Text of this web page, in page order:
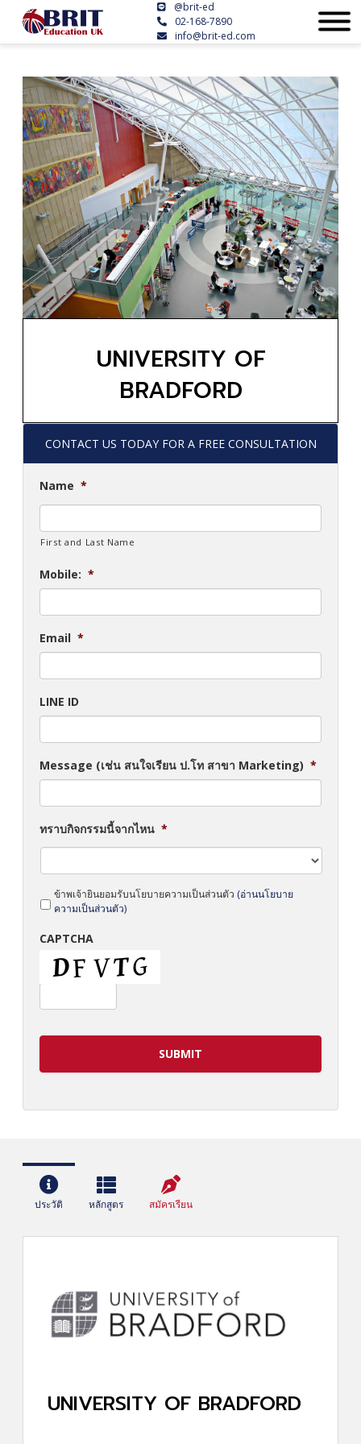
@brit-ed
02-168-7890
info@brit-ed.com
UNIVERSITY OF
BRADFORD
CONTACT US TODAY FOR A FREE CONSULTATION
Name *
First and Last Name
Mobile: *
Email *
LINE ID
Message (เช่น สนใจเรียน ป.โท สาขา Marketing) *
ทราบกิจกรรมนี้จากไหน *
ข้าพเจ้ายินยอมรับนโยบายความเป็นส่วนตัว (อ่านนโยบาย
ความเป็นส่วนตัว)
CAPTCHA
ประวัติ หลักสูตร สมัครเรียน
UNIVERSITY OF BRADFORD